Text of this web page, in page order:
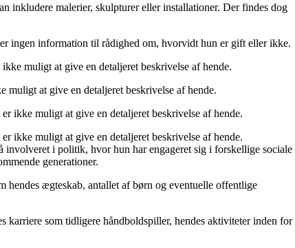
inkludere malerier, skulpturer eller installationer. Der findes dog
ingen information til rådighed om, hvorvidt hun er gift eller ikke.
muligt at give en detaljeret beskrivelse af hende.
at give en detaljeret beskrivelse af hende.
ikke muligt at give en detaljeret beskrivelse af hende.
ikke muligt at give en detaljeret beskrivelse af hende.
i politik, hvor hun har engageret sig i forskellige sociale
generationer.
ægteskab, antallet af børn og eventuelle offentlige
karriere som tidligere håndboldspiller, hendes aktiviteter inden for